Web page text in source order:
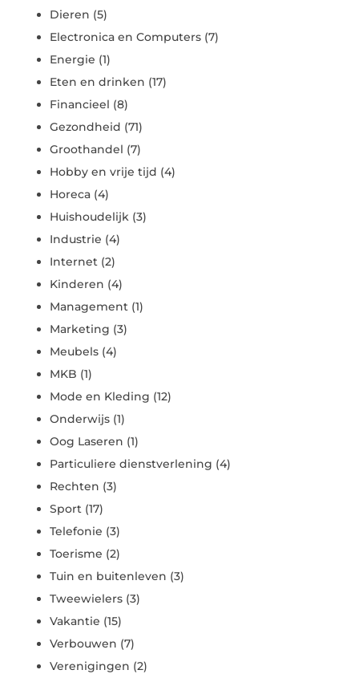
Dieren (5)
Electronica en Computers (7)
Energie (1)
Eten en drinken (17)
Financieel (8)
Gezondheid (71)
Groothandel (7)
Hobby en vrije tijd (4)
Horeca (4)
Huishoudelijk (3)
Industrie (4)
Internet (2)
Kinderen (4)
Management (1)
Marketing (3)
Meubels (4)
MKB (1)
Mode en Kleding (12)
Onderwijs (1)
Oog Laseren (1)
Particuliere dienstverlening (4)
Rechten (3)
Sport (17)
Telefonie (3)
Toerisme (2)
Tuin en buitenleven (3)
Tweewielers (3)
Vakantie (15)
Verbouwen (7)
Verenigingen (2)